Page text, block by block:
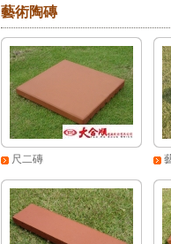
藝術陶磚
尺二磚